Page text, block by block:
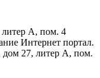
литер А, пом. 4
Интернет портал.
дом 27, литер А, пом.